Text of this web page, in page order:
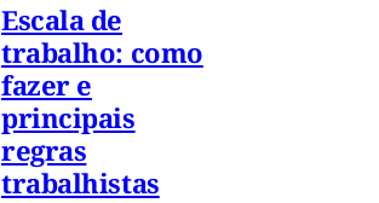
Escala de
trabalho: como
fazer e
principais
regras
trabalhistas